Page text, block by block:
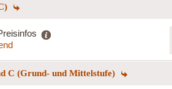
C (Grund- und Mittelstufe)